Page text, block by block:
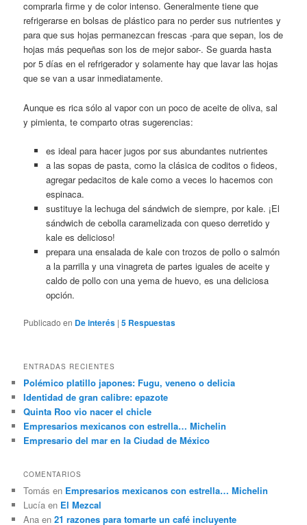
comprarla firme y de color intenso. Generalmente tiene que
refrigerarse en bolsas de plástico para no perder sus nutrientes y
para que sus hojas permanezcan frescas -para que sepan, los de
hojas más pequeñas son los de mejor sabor-. Se guarda hasta
por 5 días en el refrigerador y solamente hay que lavar las hojas
que se van a usar inmediatamente.
Aunque es rica sólo al vapor con un poco de aceite de oliva, sal
y pimienta, te comparto otras sugerencias:
es ideal para hacer jugos por sus abundantes nutrientes
a las sopas de pasta, como la clásica de coditos o fideos,
agregar pedacitos de kale como a veces lo hacemos con
espinaca.
sustituye la lechuga del sándwich de siempre, por kale. ¡El
sándwich de cebolla caramelizada con queso derretido y
kale es delicioso!
prepara una ensalada de kale con trozos de pollo o salmón
a la parrilla y una vinagreta de partes iguales de aceite y
caldo de pollo con una yema de huevo, es una deliciosa
opción.
Publicado en De interés |5 Respuestas
ENTRADAS RECIENTES
Polémico platillo japones: Fugu, veneno o delicia
Identidad de gran calibre: epazote
Quinta Roo vio nacer el chicle
Empresarios mexicanos con estrella… Michelin
Empresario del mar en la Ciudad de México
COMENTARIOS
Tomás en Empresarios mexicanos con estrella… Michelin
Lucía en El Mezcal
Ana en21 razones para tomarte un café incluyente